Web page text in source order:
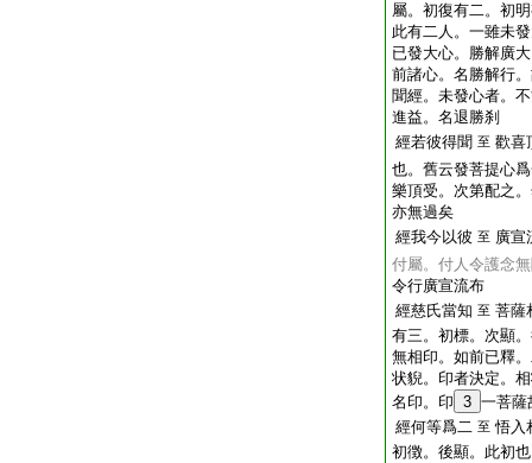
屬。初復有二。初
此有二人。一雖未
已發大心。勝解廣
前諸心。名勝解行
聞經。未發心者。
進益。名退勝刹
經若彼得聞 至 歡喜
也。舊云發菩提心
樂頂受。次第配之
亦無過矣
經我今以彼 至 廣
付屬。付人令護念
令行廣宣流布
經慈氏當知 至 菩薩
有三。初標。次顯
無相印。如前已釋
状貎。印者決定。
名印。印 3 一菩薩
經何等爲二 至 悟入
初徴。後顯。此初